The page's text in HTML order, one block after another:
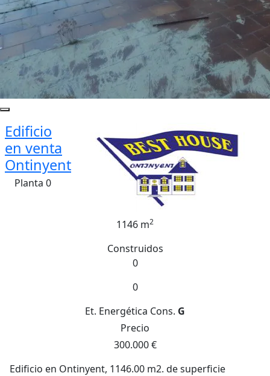
Edificio
en venta
Ontinyent
Planta 0
1146 m2
Construidos
0
0
Et. Energética Cons. G
Precio
300.000 €
Edificio en Ontinyent, 1146.00 m2. de superficie